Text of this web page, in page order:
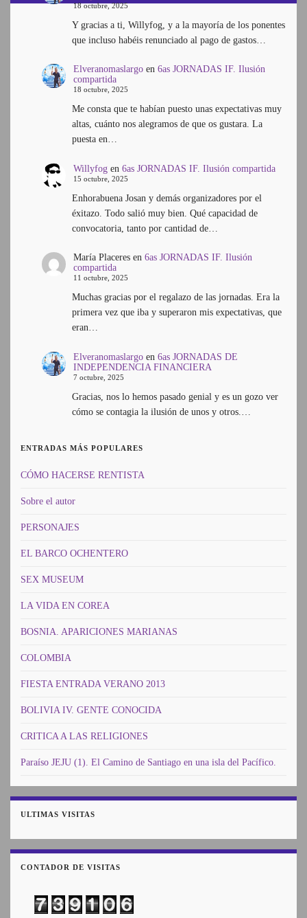
18 octubre, 2025
Y gracias a ti, Willyfog, y a la mayoría de los ponentes
que incluso habéis renunciado al pago de gastos…
Elveranomaslargoen 6as JORNADAS IF. Ilusión
compartida
18 octubre, 2025
Me consta que te habían puesto unas expectativas muy
altas, cuánto nos alegramos de que os gustara. La
puesta en…
Willyfogen 6as JORNADAS IF. Ilusión compartida
15 octubre, 2025
Enhorabuena Josan y demás organizadores por el
éxitazo. Todo salió muy bien. Qué capacidad de
convocatoria, tanto por cantidad de…
María Placeresen 6as JORNADAS IF. Ilusión
compartida
11 octubre, 2025
Muchas gracias por el regalazo de las jornadas. Era la
primera vez que iba y superaron mis expectativas, que
eran…
Elveranomaslargoen 6as JORNADAS DE
INDEPENDENCIA FINANCIERA
7 octubre, 2025
Gracias, nos lo hemos pasado genial y es un gozo ver
cómo se contagia la ilusión de unos y otros.…
ENTRADAS MÁS POPULARES
CÓMO HACERSE RENTISTA
Sobre el autor
PERSONAJES
EL BARCO OCHENTERO
SEX MUSEUM
LA VIDA EN COREA
BOSNIA. APARICIONES MARIANAS
COLOMBIA
FIESTA ENTRADA VERANO 2013
BOLIVIA IV. GENTE CONOCIDA
CRITICA A LAS RELIGIONES
Paraíso JEJU (1). El Camino de Santiago en una isla del Pacífico.
ULTIMAS VISITAS
CONTADOR DE VISITAS